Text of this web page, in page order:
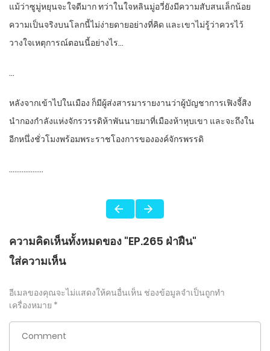
แม้ว่าซูมู่หยุนจะใจดีมาก ทว่าในใจหลินมู่อวี่ยังมีความสับสนเล็กน้อย
ความเป็นจริงบนโลกนี้ไม่ง่ายดายอย่างที่คิด และเขาไม่รู้ว่าควรไว้
วางใจเหตุการณ์ตอนนี้อย่างไร…
…
หลังจากเข้าไปในเมือง ก็มีผู้ส่งสารมารายงานว่าผู้บัญชาการเฟิงจี้สิง
นำกองกำลังแห่งจักรวรรดิห้าพันนายมาที่เมืองห้าหุบเขา และจะถึงใน
อีกหนึ่งชั่วโมงพร้อมพระราชโองการขององค์จักรพรรดิ
……………….
ความคิดเห็นทั้งหมดของ "EP.265 ฝ่าฝืน"
ใส่ความเห็น
อีเมลของคุณจะไม่แสดงให้คนอื่นเห็น ช่องข้อมูลจำเป็นถูกทำ
เครื่องหมาย *